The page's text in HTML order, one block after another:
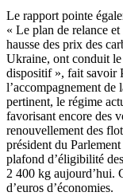
Le rapport pointe
« Le plan de relance
hausse des prix des
Ukraine, ont conduit
dispositif », fait savoir
l’accompagnement de
pertinent, le régime
favorisant encore des
renouvellement des
président du
plafond d’éligibilité
2 400 kg aujourd’hui.
d’euros d’économies.